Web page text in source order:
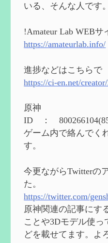
2024/05/12
能と3凸までを更新
2024/05/11
eを3BBB化してみた
2024/04/26
能と3凸まで
2024/04/03
第４８回 ヌヴィレ
更新
2024/2/10
能 それぞれの強み
2024/2/04
第５２回 璃月精鋭
編】を作成
2024/1/25
Ultimate Trainerの使
いる、そんな人です。
!Amateur Lab WEBサ
https://amateurlab.info/
進捗などはこちらで
https://ci-en.net/
原神
ID ：
ゲーム内で絡んでく
す。
今更ながらTwitterの
た。
https://twitter.com/
原神関連の記事にす
ことや3Dモデル使
どを載せてます。よ